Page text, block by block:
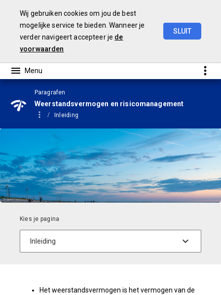
Wij gebruiken cookies om jou de best
mogelijke service te bieden. Wanneer je
verder navigeert accepteer je de
voorwaarden
SLUIT
Paragrafen
Weerstandsvermogen en risicomanagement
Inleiding
Het weerstandsvermogen is het vermogen van de